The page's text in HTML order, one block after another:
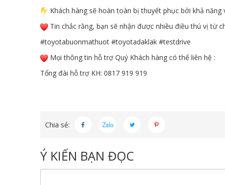
Khách hàng sẽ hoàn toàn bị thuyết phục bởi khả
Tin chắc rằng, bạn sẽ nhận được nhiều điều thú vị từ
#toyotabuonmathuot #toyotadaklak #testdrive
Mọi thông tin hỗ trợ Quý Khách hàng có thể liên hệ :
Tổng đài hỗ trợ KH: 0817 919 919
Chia sẻ:
Ý KIẾN BẠN ĐỌC